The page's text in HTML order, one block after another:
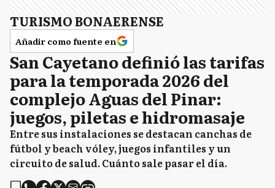
TURISMO BONAERENSE
Añadir como fuente en
San Cayetano definió las tarifas
para la temporada 2026 del
complejo Aguas del Pinar:
juegos, piletas e hidromasaje
Entre sus instalaciones se destacan canchas de
fútbol y beach vóley, juegos infantiles y un
circuito de salud. Cuánto sale pasar el día.